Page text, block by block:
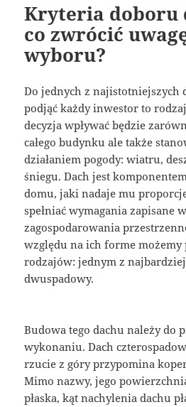
Kryteria doboru
co zwrócić
wyboru?
Do jednych z najistotniejszych
podjąć każdy inwestor to
decyzja wpływać będzie
całego budynku ale także
działaniem pogody: wiatru,
śniegu. Dach jest
domu, jaki nadaje mu
spełniać wymagania zapisane
zagospodarowania
względu na ich forme
rodzajów: jednym z
dwuspadowy.
Budowa tego dachu należy do
wykonaniu. Dach
rzucie z góry przypomina
Mimo nazwy, jego
płaska, kąt nachylenia dachu